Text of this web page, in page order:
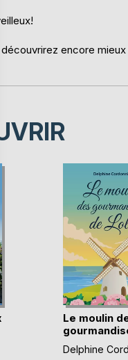
encore mieux
Le moulin
Lola
Delphine